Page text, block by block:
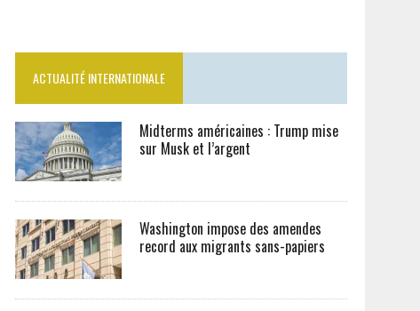
ACTUALITÉ INTERNATIONALE
Midterms américaines : Trump mise
sur Musk et l’argent
Washington impose des amendes
record aux migrants sans-papiers